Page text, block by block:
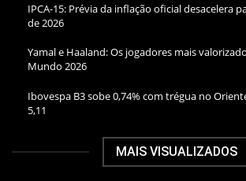
IPCA-15: Prévia da inflação oficial desacelera
de 2026
Yamal e Haaland: Os jogadores mais
Mundo 2026
Ibovespa B3 sobe 0,74% com trégua no
5,11
MAIS VISUALIZADOS